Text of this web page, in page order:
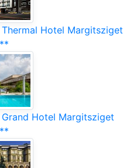
Hotel Margitsziget
Hotel Margitsziget